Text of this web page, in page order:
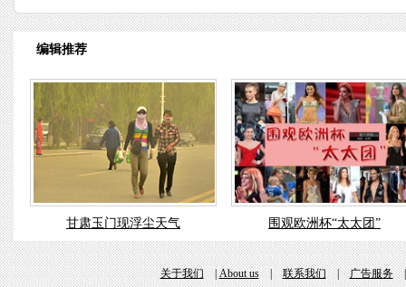
编辑推荐
甘肃玉门现浮尘天气 围观欧洲杯“太太团”
关于我们|About us|联系我们|广告服务